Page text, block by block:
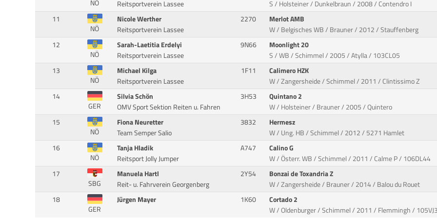
NÖ Reitsportverein Lassee
S / Holsteiner / Dunkelbraun / 2008 / Contendro I
11
NÖ
Nicole Werther
Reitsportverein Lassee
2270
Merlot AMB
W / Belgisches WB / Brauner / 2012 / Stauffenberg
12
NÖ
Sarah-Laetitia Erdelyi
Reitsportverein Lassee
9N66
Moonlight 20
S / WB / Schimmel / 2005 / Atylla / 103CL05
13
NÖ
Michael Kilga
Reitsportverein Lassee
1F11
Calimero HZK
W / Zangersheide / Schimmel / 2011 / Clintissimo Z
14
GER
Silvia Schön
OMV Sport Sektion Reiten u. Fahren
3H53
Quintano 2
W / Holsteiner / Brauner / 2005 / Quintero
15
NÖ
Fiona Neuretter
Team Semper Salio
3832
Hermesz
W / Ung. HB / Schimmel / 2012 / 5271 Hamlet
16
NÖ
Tanja Hladik
Reitsport Jolly Jumper
A747
Calino G
W / Österr. WB / Schimmel / 2011 / Calme P / 106DL44
17
SBG
Manuela Hartl
Reit- u. Fahrverein Georgenberg
2Y54
Bonzai de Toxandria Z
W / Zangersheide / Brauner / 2014 / Balou du Rouet
18
GER
Jürgen Mayer 1K60
Cortado 2
W / Oldenburger / Schimmel / 2011 / Flemmingh /